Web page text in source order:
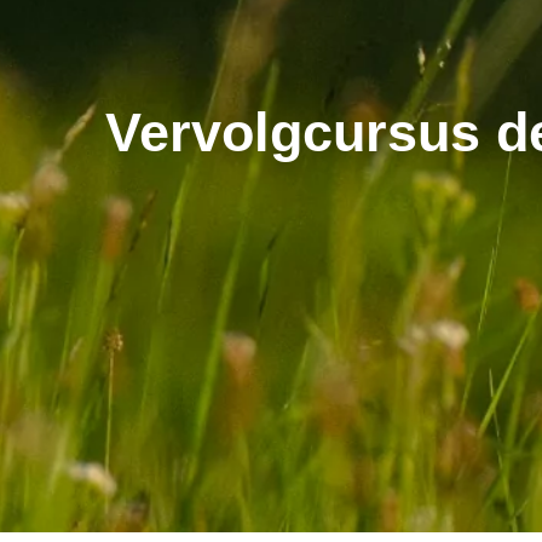
Vervolgcursus